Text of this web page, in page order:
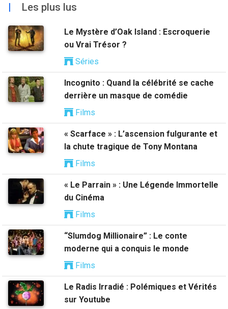
| Les plus lus
Le Mystère d’Oak Island : Escroquerie
ou Vrai Trésor ?
Séries
Incognito : Quand la célébrité se cache
derrière un masque de comédie
Films
« Scarface » : L’ascension fulgurante et
la chute tragique de Tony Montana
Films
« Le Parrain » : Une Légende Immortelle
du Cinéma
Films
“Slumdog Millionaire” : Le conte
moderne qui a conquis le monde
Films
Le Radis Irradié : Polémiques et Vérités
sur Youtube